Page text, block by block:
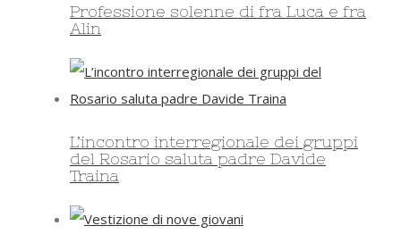
Professione solenne di fra Luca e fra
Alin
L’incontro interregionale dei gruppi
del Rosario saluta padre Davide
Traina